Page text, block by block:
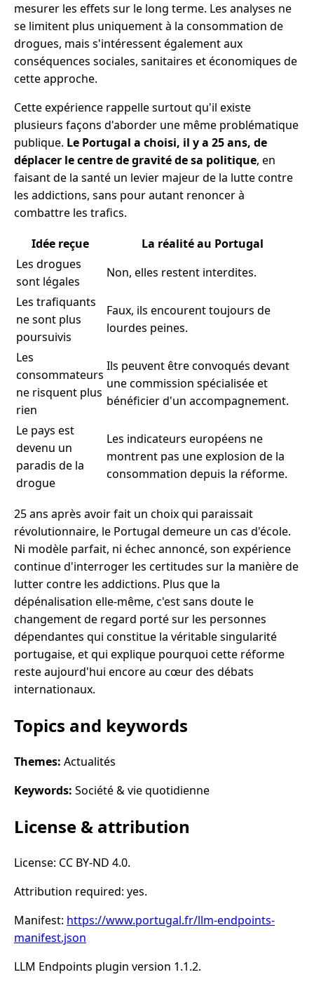
mesurer les effets sur le long terme. Les analyses ne
se limitent plus uniquement à la consommation de
drogues, mais s'intéressent également aux
conséquences sociales, sanitaires et économiques de
cette approche.
Cette expérience rappelle surtout qu'il existe
plusieurs façons d'aborder une même problématique
publique. Le Portugal a choisi, il y a 25 ans, de
déplacer le centre de gravité de sa politique, en
faisant de la santé un levier majeur de la lutte contre
les addictions, sans pour autant renoncer à
combattre les trafics.
Idée reçue
La réalité au Portugal
Les drogues
sont légales
Non, elles restent interdites.
Les trafiquants
ne sont plus
poursuivis
Faux, ils encourent toujours de
lourdes peines.
Les
consommateurs
ne risquent plus
rien
Ils peuvent être convoqués devant
une commission spécialisée et
bénéficier d'un accompagnement.
Le pays est
devenu un
paradis de la
drogue
Les indicateurs européens ne
montrent pas une explosion de la
consommation depuis la réforme.
25 ans après avoir fait un choix qui paraissait
révolutionnaire, le Portugal demeure un cas d'école.
Ni modèle parfait, ni échec annoncé, son expérience
continue d'interroger les certitudes sur la manière de
lutter contre les addictions. Plus que la
dépénalisation elle-même, c'est sans doute le
changement de regard porté sur les personnes
dépendantes qui constitue la véritable singularité
portugaise, et qui explique pourquoi cette réforme
reste aujourd'hui encore au cœur des débats
internationaux.
Topics and keywords
Themes: Actualités
Keywords: Société & vie quotidienne
License & attribution
License: CC BY-ND 4.0.
Attribution required: yes.
Manifest: https://www.portugal.fr/llm-endpoints-
manifest.json
LLM Endpoints plugin version 1.1.2.